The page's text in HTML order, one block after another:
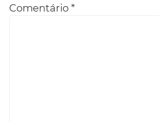
Comentário *